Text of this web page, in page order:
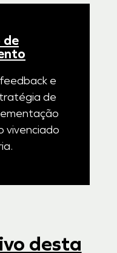
de
e
de
vivenciado
desta